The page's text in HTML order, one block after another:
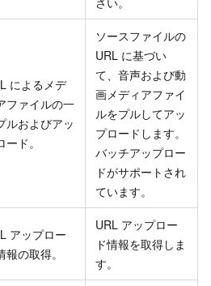
によるメデ
ファイルの一
ルおよびアッ
ード。
ソースファイルの
URL に基づい
て、音声および動
画メディアファイ
ルをプルしてアッ
プロードします。
バッチアップロー
ドがサポートされ
ています。
アップロー
報の取得。
URL アップロー
ド情報を取得しま
す。